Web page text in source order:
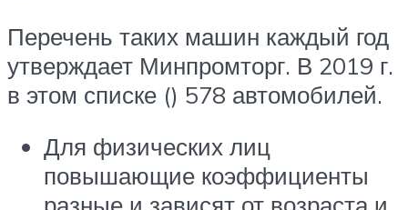
Перечень таких машин каждый год
утверждает Минпромторг. В 2019 г.
в этом списке () 578 автомобилей.
Для физических лиц
повышающие коэффициенты